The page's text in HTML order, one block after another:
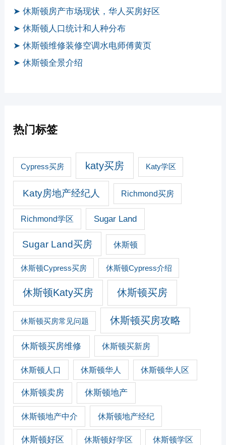
➤ 休斯顿房产市场现状，华人买房好区
➤ 休斯顿人口统计和人种分布
➤ 休斯顿维修装修空调水电师傅黄页
➤ 休斯顿全景介绍
热门标签
Cypress买房 katy买房 Katy学区
Katy房地产经纪人 Richmond买房
Richmond学区 Sugar Land
Sugar Land买房 休斯顿
休斯顿Cypress买房 休斯顿Cypress介绍
休斯顿Katy买房 休斯顿买房
休斯顿买房常见问题 休斯顿买房攻略
休斯顿买房维修 休斯顿买新房
休斯顿人口 休斯顿华人 休斯顿华人区
休斯顿卖房 休斯顿地产
休斯顿地产中介 休斯顿地产经纪
休斯顿好区 休斯顿好学区 休斯顿学区